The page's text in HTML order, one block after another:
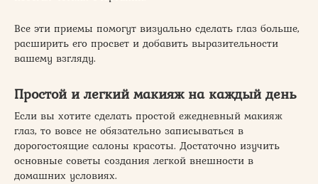
Все эти приемы помогут визуально сделать глаз больше,
расширить его просвет и добавить выразительности
вашему взгляду.
Простой и легкий макияж на каждый день
Если вы хотите сделать простой ежедневный макияж
глаз, то вовсе не обязательно записываться в
дорогостоящие салоны красоты. Достаточно изучить
основные советы создания легкой внешности в
домашних условиях.